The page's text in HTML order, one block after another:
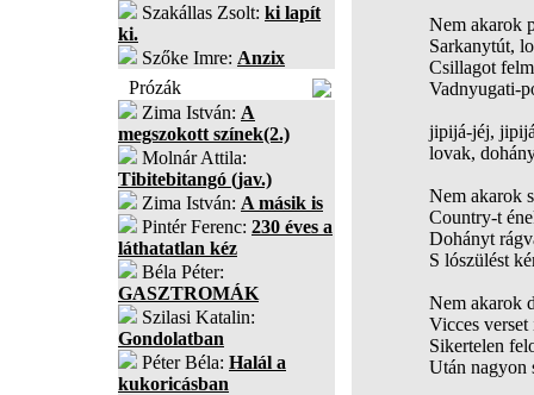
Szakállas Zsolt: ki lapít
ki.
Szőke Imre: Anzix
Prózák
Zima István: A
megszokott színek(2.)
Molnár Attila:
Tibitebitangó (jav.)
Zima István: A másik is
Pintér Ferenc: 230 éves a
láthatatlan kéz
Béla Péter:
GASZTROMÁK
Szilasi Katalin:
Gondolatban
Péter Béla: Halál a
kukoricásban
Nem akarok
Sarkanytút,
Csillagot
Vadnyugati-
jipijá-jéj,
lovak,
Nem akarok
Country-t
Dohányt
S lószülést
Nem akarok
Vicces verset
Sikertelen
Után nagyon